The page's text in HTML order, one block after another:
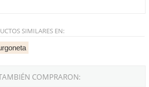
SIMILARES EN:
COMPRARON: